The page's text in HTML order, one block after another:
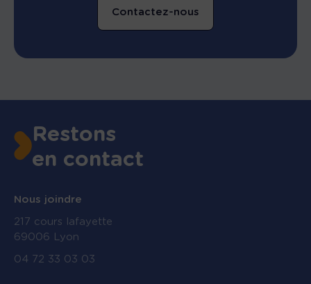
Contactez-nous
Restons
en contact
Nous joindre
217 cours lafayette
69006 Lyon
04 72 33 03 03